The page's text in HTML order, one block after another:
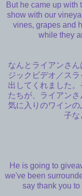
But he came up with
show with our
vines, grapes and
while they
なんとライアンさ
ジックビデオ／ス
出してくれました
たちが、ライアン
気に入りのワイン
子な
He is going to
we've been
say thank you